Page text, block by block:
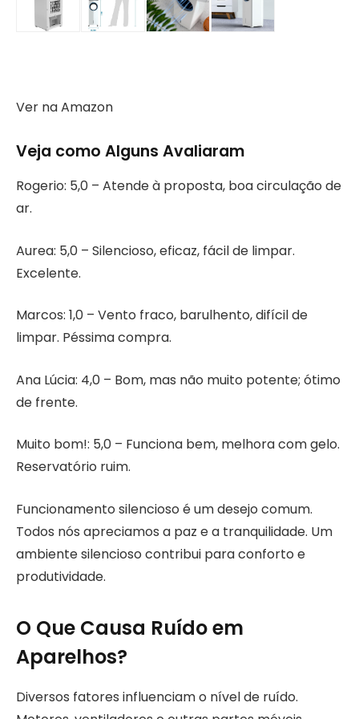
Ver na Amazon
Veja como Alguns Avaliaram
Rogerio: 5,0 – Atende à proposta, boa circulação de
ar.
Aurea: 5,0 – Silencioso, eficaz, fácil de limpar.
Excelente.
Marcos: 1,0 – Vento fraco, barulhento, difícil de
limpar. Péssima compra.
Ana Lúcia: 4,0 – Bom, mas não muito potente; ótimo
de frente.
Muito bom!: 5,0 – Funciona bem, melhora com gelo.
Reservatório ruim.
Funcionamento silencioso é um desejo comum.
Todos nós apreciamos a paz e a tranquilidade. Um
ambiente silencioso contribui para conforto e
produtividade.
O Que Causa Ruído em
Aparelhos?
Diversos fatores influenciam o nível de ruído.